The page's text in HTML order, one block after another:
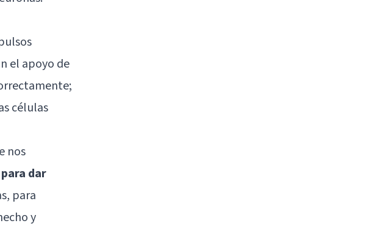
el apoyo de
células
nos
para dar
para
y